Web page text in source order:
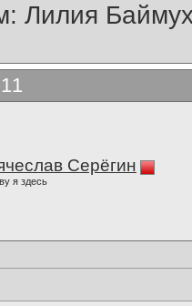
Лилия
Серёгин
я здесь